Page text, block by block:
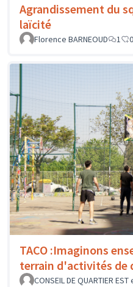
Agrandissement du
laïcité
Florence BARNEOUD
1 0
TACO :Imaginons
terrain d'activités de
CONSEIL DE QUARTIER